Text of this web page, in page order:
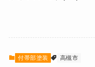
付帯部塗装 高槻市